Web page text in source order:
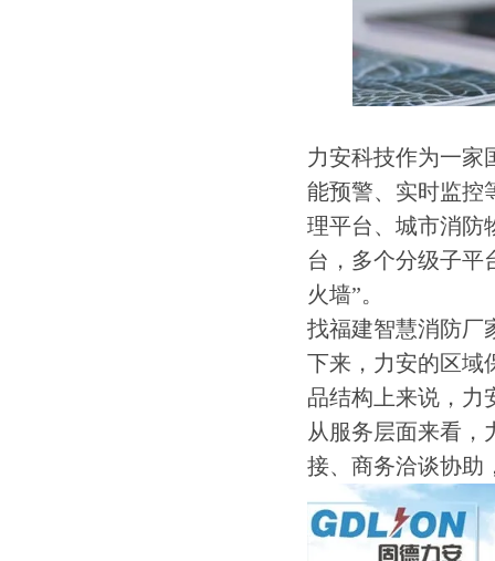
力安科技作为一家
能预警、实时监控
理平台、城市消防
台，多个分级子平
火墙”。
找福建智慧消防厂
下来，力安的区域
品结构上来说，力
从服务层面来看，
接、商务洽谈协助